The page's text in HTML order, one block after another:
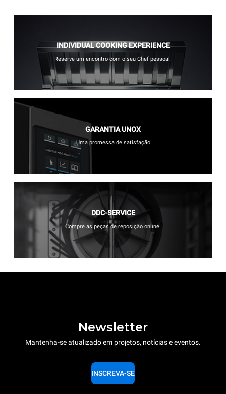
INDIVIDUAL COOKING EXPERIENCE
Reserve um encontro com o seu Chef pessoal.
GARANTIA UNOX
Uma promessa de satisfação
DDC-SERVICE
Compre as peças de reposição online.
Newsletter
Mantenha-se atualizado em projetos, notícias e eventos.
INSCREVA-SE